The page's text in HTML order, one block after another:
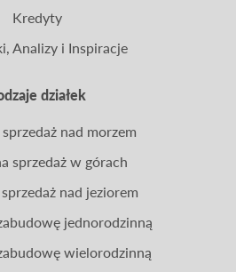
działek
Kredyty
Analizy i Inspiracje
sprzedaż nad morzem
sprzedaż w górach
nad jeziorem
jednorodzinną
wielorodzinną